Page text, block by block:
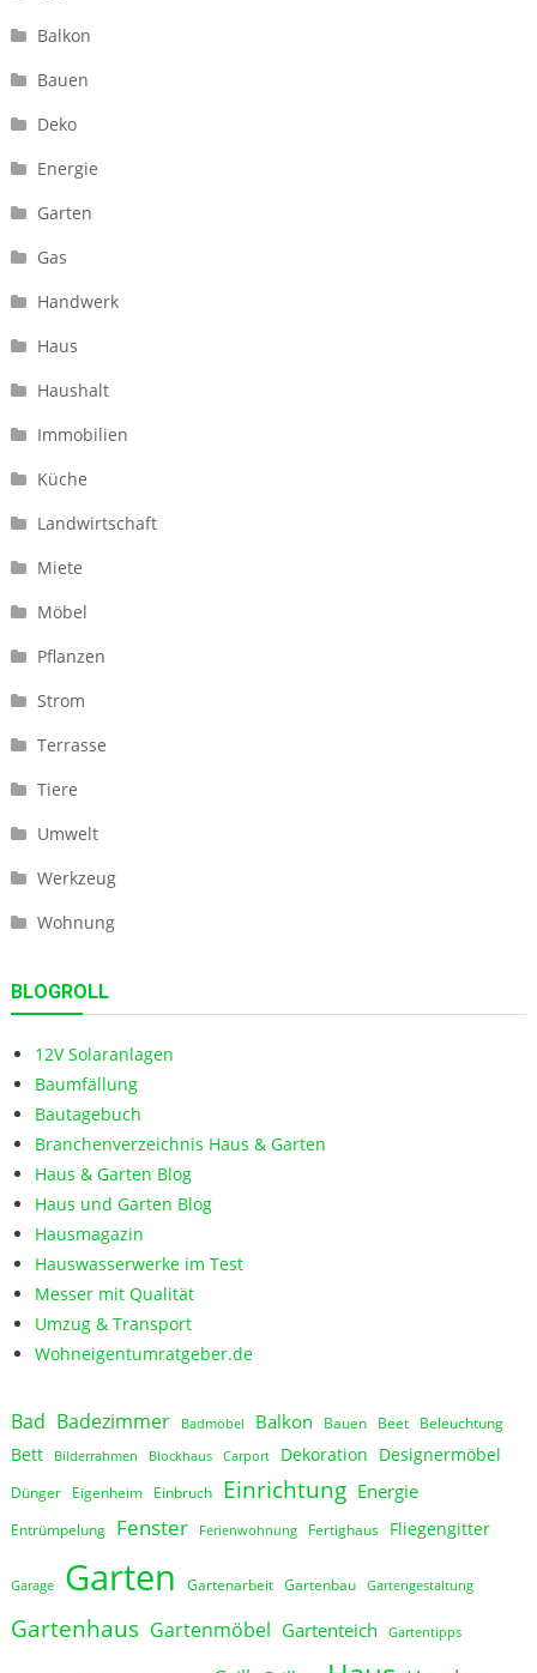
Balkon
Bauen
Deko
Energie
Garten
Gas
Handwerk
Haus
Haushalt
Immobilien
Küche
Landwirtschaft
Miete
Möbel
Pflanzen
Strom
Terrasse
Tiere
Umwelt
Werkzeug
Wohnung
BLOGROLL
12V Solaranlagen
Baumfällung
Bautagebuch
Branchenverzeichnis Haus & Garten
Haus & Garten Blog
Haus und Garten Blog
Hausmagazin
Hauswasserwerke im Test
Messer mit Qualität
Umzug & Transport
Wohneigentumratgeber.de
Bad Badezimmer Badmöbel Balkon Bauen Beet Beleuchtung
Bett Bilderrahmen Blockhaus Carport Dekoration Designermöbel
Dünger Eigenheim Einbruch Einrichtung Energie
Entrümpelung Fenster Ferienwohnung Fertighaus Fliegengitter
Garage Garten Gartenarbeit Gartenbau Gartengestaltung
Gartenhaus Gartenmöbel Gartenteich Gartentipps